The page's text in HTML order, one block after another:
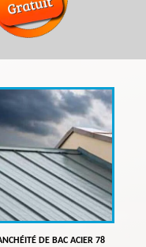
DE BAC ACIER 78